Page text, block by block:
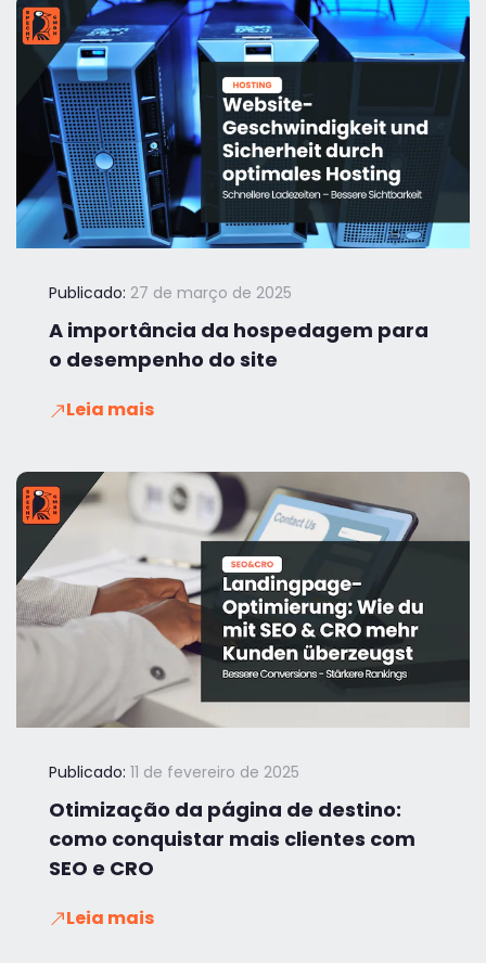
Publicado: 27 de março de 2025
A importância da hospedagem para
o desempenho do site
Leia mais
Publicado: 11 de fevereiro de 2025
Otimização da página de destino:
como conquistar mais clientes com
SEO e CRO
Leia mais